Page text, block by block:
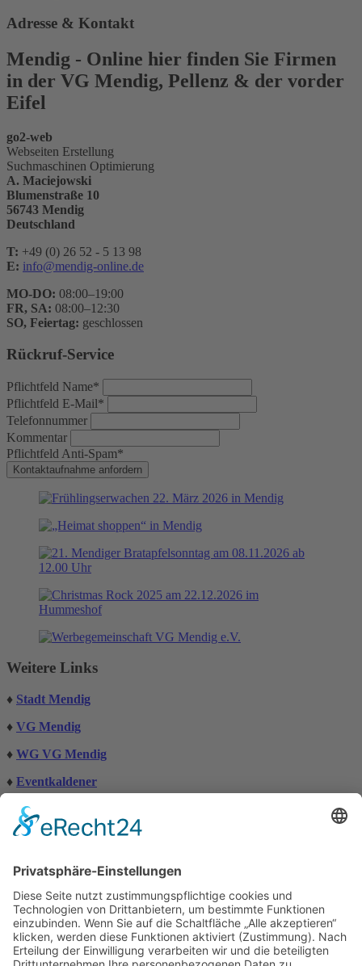
Adresse & Kontakt
Mendig - Online hier finden Sie Firmen
in der VG Mendig, Pellenz & der vorder
Eifel
go2-web
Webseiten Erstellung
Suchmaschinen Optimierung
A. Maciejowski
Blumenstraße 10
56743 Mendig
Deutschland
T: +49 (0) 26 52 - 5 13 98
E: info@mendig-online.de
MO-DO: 08:00–19:00
FR, SA: 08:00–12:30
SO, Feiertag: geschlossen
Rückruf-Service
Pflichtfeld Name*
Pflichtfeld E-Mail*
Telefonnummer
Kommentar
Pflichtfeld Anti-Spam*
Kontaktaufnahme anfordern
Weitere Links
♦ Stadt Mendig
♦ VG Mendig
♦ WG VG Mendig
♦ Eventkaldener
go2-web
Einstellungen
Barrierefreiheit